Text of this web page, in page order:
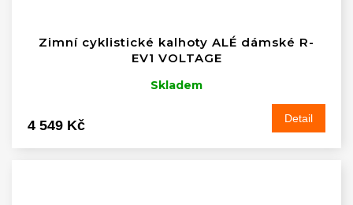
Zimní cyklistické kalhoty ALÉ dámské R-
EV1 VOLTAGE
Skladem
4 549 Kč Detail